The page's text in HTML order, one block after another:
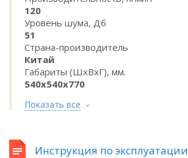
120
Уровень шума, Дб
51
Страна-производитель
Китай
Габариты (ШхВхГ), мм.
540x540x770
Показать все
Инструкция по эксплуатации